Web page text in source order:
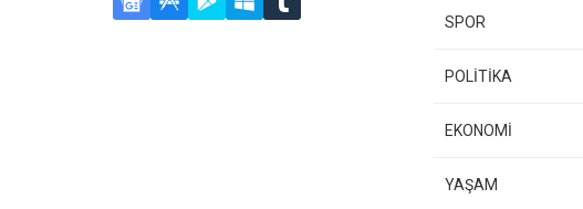
SPOR
POLİTİKA
EKONOMİ
YAŞAM